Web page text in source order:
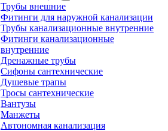
Трубы внешние
Фитинги для наружной канализации
Трубы канализационные внутренние
Фитинги канализационные
внутренние
Дренажные трубы
Сифоны сантехнические
Душевые трапы
Тросы сантехнические
Вантузы
Манжеты
Автономная канализация